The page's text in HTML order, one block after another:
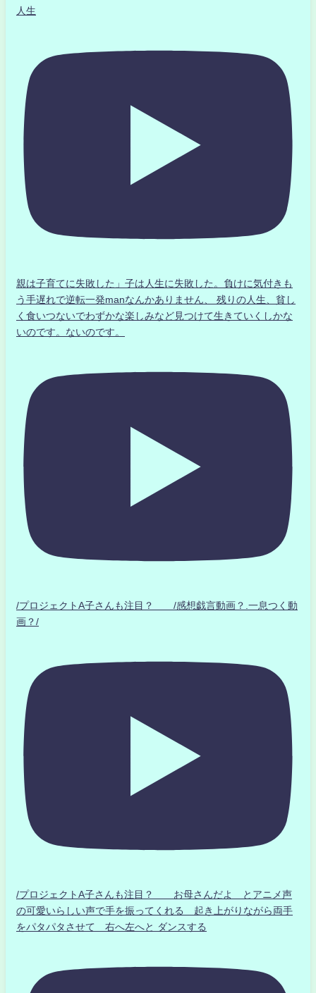
人生
親は子育てに失敗した」子は人生に失敗した。負けに気付きも
う手遅れで逆転一発manなんかありません、 残りの人生、貧し
く食いつないでわずかな楽しみなど見つけて生きていくしかな
いのです。ないのです。
/プロジェクトA子さんも注目？ /感想戯言動画？.一息つく動
画？/
/プロジェクトA子さんも注目？ お母さんだよ とアニメ声
の可愛いらしい声で手を振ってくれる 起き上がりながら両手
をパタパタさせて 右へ左へと ダンスする